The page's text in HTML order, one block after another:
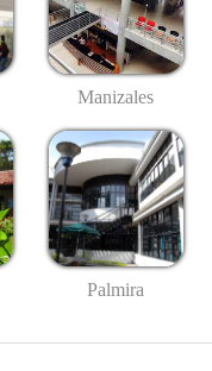
Manizales
Palmira